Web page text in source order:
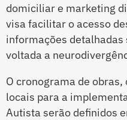
domiciliar e marketing
visa facilitar o acesso
informações
voltada a
O cronograma de
locais para a
Autista serão definidos